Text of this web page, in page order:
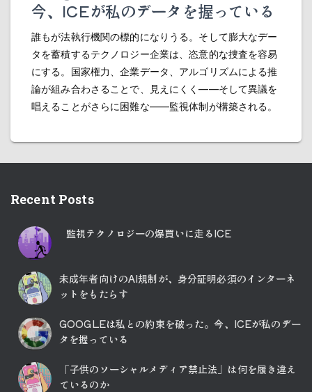
今、ICEが私のデータを握っている
誰もが法執行機関の標的になりうる。そして膨大なデー
タを蓄積するテクノロジー企業は、恣意的な捜査を容易
にする。国家権力、企業データ、アルゴリズムによる推
論が組み合わさることで、見えにくく――そして異議を
唱えることがさらに困難な――監視体制が構築される。
Recent Posts
監視テクノロジーの爆買いに走るICE
未成年者向けのAI規制が、身分証明必須のインターネ
ットをもたらす
GOOGLEは私との約束を破った。今、ICEが私のデー
タを握っている
「子供のソーシャルメディア禁止法」は何を履き違え
ているのか